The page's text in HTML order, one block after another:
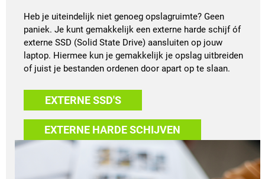
Heb je uiteindelijk niet genoeg opslagruimte? Geen
paniek. Je kunt gemakkelijk een externe harde schijf óf
externe SSD (Solid State Drive) aansluiten op jouw
laptop. Hiermee kun je gemakkelijk je opslag uitbreiden
of juist je bestanden ordenen door apart op te slaan.
EXTERNE SSD'S
EXTERNE HARDE SCHIJVEN